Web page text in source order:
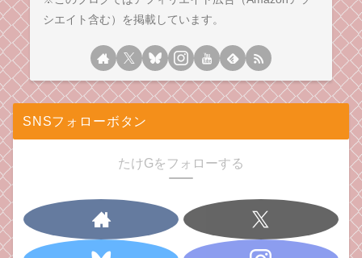
シエイト含む）を掲載しています。
SNSフォローボタン
たけGをフォローする